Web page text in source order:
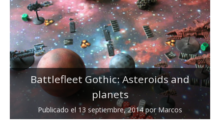
Battlefleet Gothic: Asteroids and
planets
Publicado el 13 septiembre, 2014porMarcos